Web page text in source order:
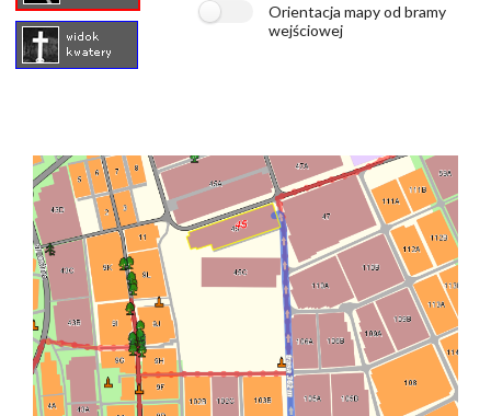
Orientacja mapy od bramy
wejściowej